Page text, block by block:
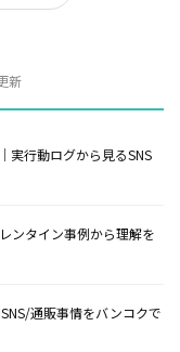
新
実行動ログから見るSNS
ンタイン事例から理解を
通販事情をバンコクで